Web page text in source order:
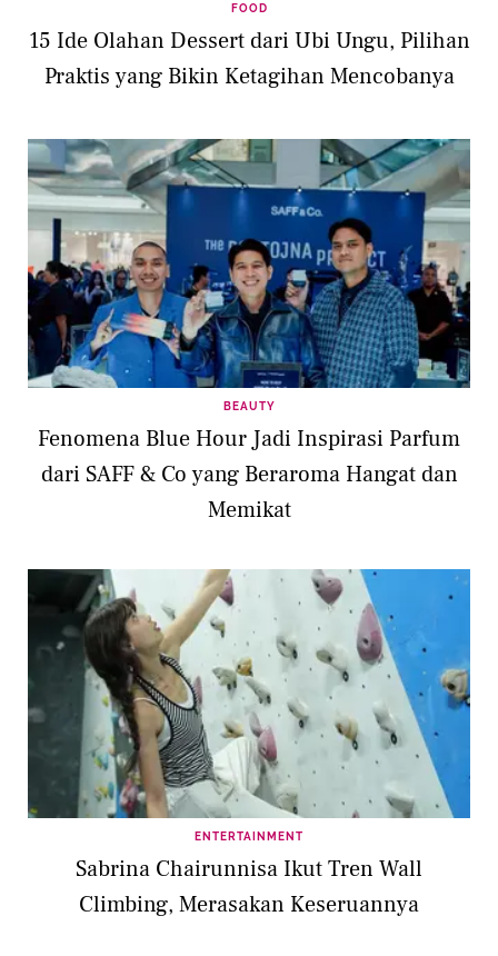
FOOD
15 Ide Olahan Dessert dari Ubi Ungu, Pilihan
Praktis yang Bikin Ketagihan Mencobanya
BEAUTY
Fenomena Blue Hour Jadi Inspirasi Parfum
dari SAFF & Co yang Beraroma Hangat dan
Memikat
ENTERTAINMENT
Sabrina Chairunnisa Ikut Tren Wall
Climbing, Merasakan Keseruannya